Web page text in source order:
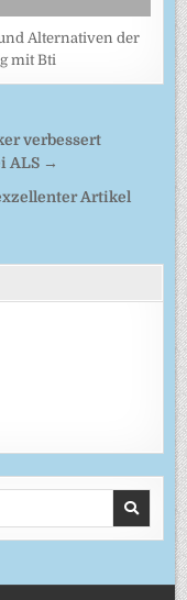
Alternativen der
mit Bti
verbessert
ALS →
Artikel